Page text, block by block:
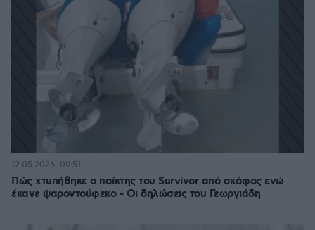
Πώς χτυπήθηκε ο παίκτης του Survivor από σκάφος ενώ
έκανε ψαροντούφεκο - Οι δηλώσεις του Γεωργιάδη
12.05.2026, 09:51